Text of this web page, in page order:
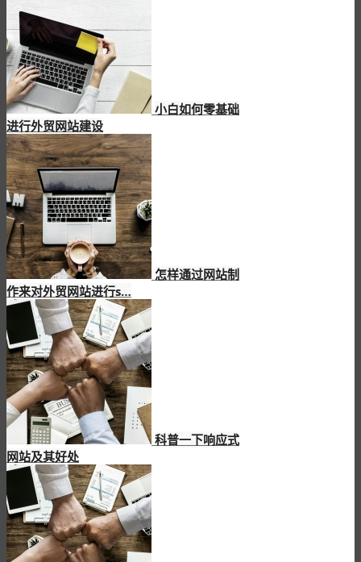
小白如何零基础
进行外贸网站建设
怎样通过网站制
作来对外贸网站进行s…
科普一下响应式
网站及其好处